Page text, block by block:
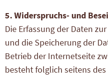
5. Widerspruchs- und
Die Erfassung der Daten
und die Speicherung der
Betrieb der Internetseite
besteht folglich seitens